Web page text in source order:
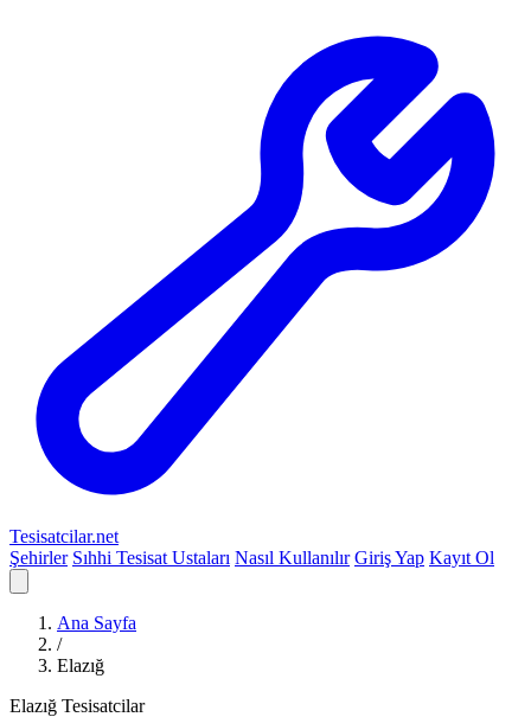
Tesisatcilar.net
Şehirler Sıhhi Tesisat Ustaları Nasıl Kullanılır Giriş Yap Kayıt Ol
Ana Sayfa
/
Elazığ
Elazığ Tesisatcilar